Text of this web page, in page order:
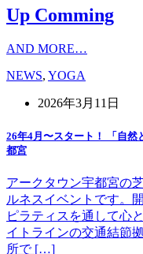
Up Comming
AND MORE…
NEWS, YOGA
2026年3月11日
26年4月〜スタート！ 「自
都宮
アークタウン宇都宮の
ルネスイベントです。
ピラティスを通して心
イトラインの交通結節
所で […]